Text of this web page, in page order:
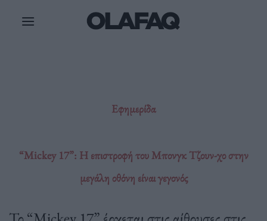
Εφημερίδα
“Mickey 17”: Η επιστροφή του Μπονγκ Τζουν-χο στην
μεγάλη οθόνη είναι γεγονός